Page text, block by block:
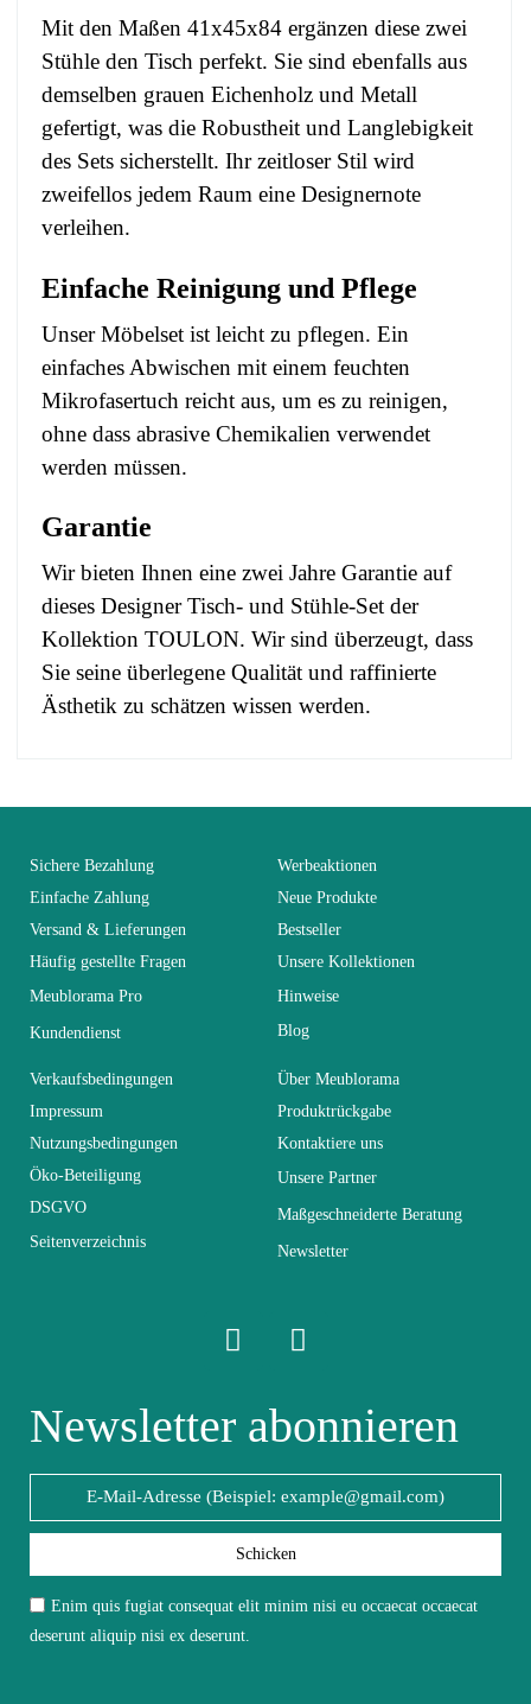
Mit den Maßen 41x45x84 ergänzen diese zwei
Stühle den Tisch perfekt. Sie sind ebenfalls aus
demselben grauen Eichenholz und Metall
gefertigt, was die Robustheit und Langlebigkeit
des Sets sicherstellt. Ihr zeitloser Stil wird
zweifellos jedem Raum eine Designernote
verleihen.
Einfache Reinigung und Pflege
Unser Möbelset ist leicht zu pflegen. Ein
einfaches Abwischen mit einem feuchten
Mikrofasertuch reicht aus, um es zu reinigen,
ohne dass abrasive Chemikalien verwendet
werden müssen.
Garantie
Wir bieten Ihnen eine zwei Jahre Garantie auf
dieses Designer Tisch- und Stühle-Set der
Kollektion TOULON. Wir sind überzeugt, dass
Sie seine überlegene Qualität und raffinierte
Ästhetik zu schätzen wissen werden.
Alter Erwachsener
Kollektion TOULON
Farben Braun - Holz
Lieferzeiten (Anz.
Tage)
0
Abmessungen der
Stühle
41x45x84
Nicht stapelbar
Vorstellungsgespräch
Leicht zu pflegen
mit einem feuchten
Mikrofasertuch
Garantie 2 Jahre
You Must Login To Review
Sichere Bezahlung
Einfache Zahlung
Versand & Lieferungen
Häufig gestellte Fragen
Meublorama Pro
Kundendienst
Werbeaktionen
Neue Produkte
Bestseller
Unsere Kollektionen
Hinweise
Blog
Verkaufsbedingungen
Impressum
Nutzungsbedingungen
Öko-Beteiligung
DSGVO
Seitenverzeichnis
Über Meublorama
Produktrückgabe
Kontaktiere uns
Unsere Partner
Maßgeschneiderte Beratung
Newsletter
Newsletter abonnieren
Schicken
Enim quis fugiat consequat elit minim nisi eu occaecat occaecat
deserunt aliquip nisi ex deserunt.